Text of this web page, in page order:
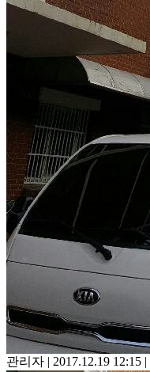
관리자 | 2017.12.19 12:15 |